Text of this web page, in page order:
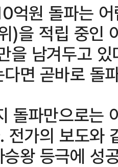
억원 돌파는
을 적립 중인
을 남겨두고
면 곧바로 돌
돌파만으로는
전가의 보도와
왕 등극에 성